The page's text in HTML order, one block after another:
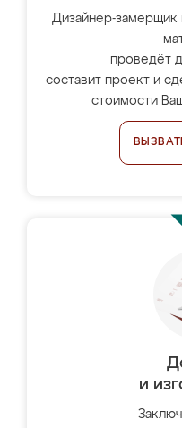
Дизайнер-замерщик
проведёт
составит проект и
стоимости
и